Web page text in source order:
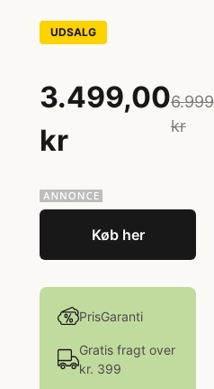
UDSALG
3.499,00
kr
kr
Køb her
PrisGaranti
Gratis fragt over
kr. 399